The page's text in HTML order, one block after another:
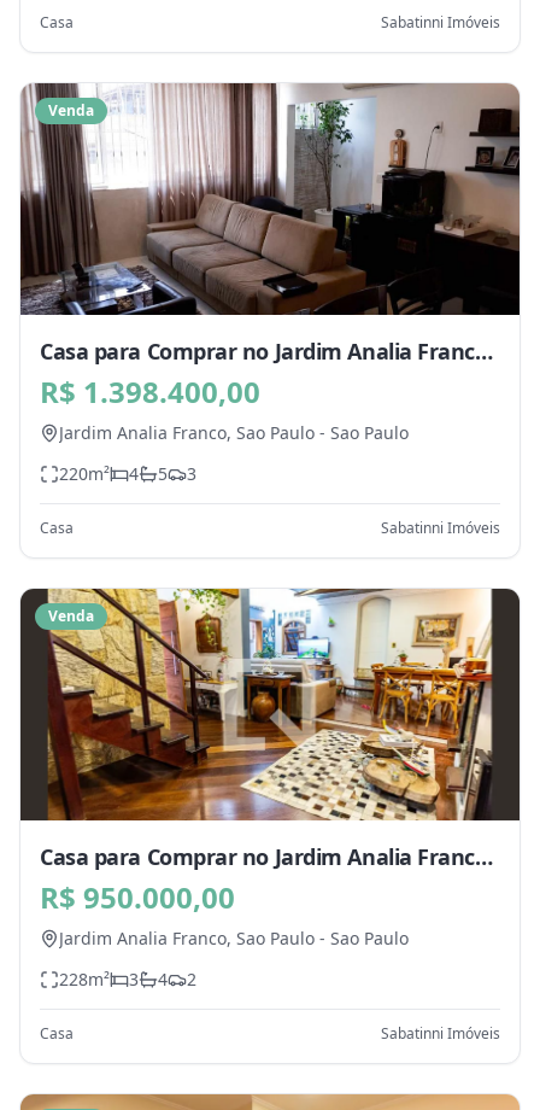
Casa Sabatinni Imóveis
Venda
Casa para Comprar no Jardim Analia Franco,
Sao Paulo - SP
R$ 1.398.400,00
Jardim Analia Franco, Sao Paulo - Sao Paulo
220m² 4 5 3
Casa Sabatinni Imóveis
Venda
Casa para Comprar no Jardim Analia Franco,
Sao Paulo - SP
R$ 950.000,00
Jardim Analia Franco, Sao Paulo - Sao Paulo
228m² 3 4 2
Casa Sabatinni Imóveis